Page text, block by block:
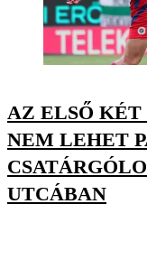
AZ ELSŐ KÉT
NEM LEHET
UTCÁBAN